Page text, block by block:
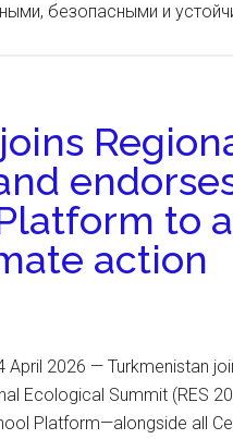
безопасными и
to
action
April 2026 — Turkmenistan
Ecological Summit (RES
Platform—alongside all